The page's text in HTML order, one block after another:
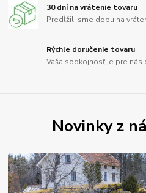
30 dní na vrátenie tovaru
Predĺžili sme dobu na
Rýchle doručenie tovaru
Vaša spokojnosť je pre nás
Novinky z